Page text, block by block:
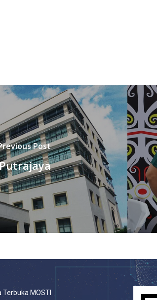
Post
Terbuka MOSTI